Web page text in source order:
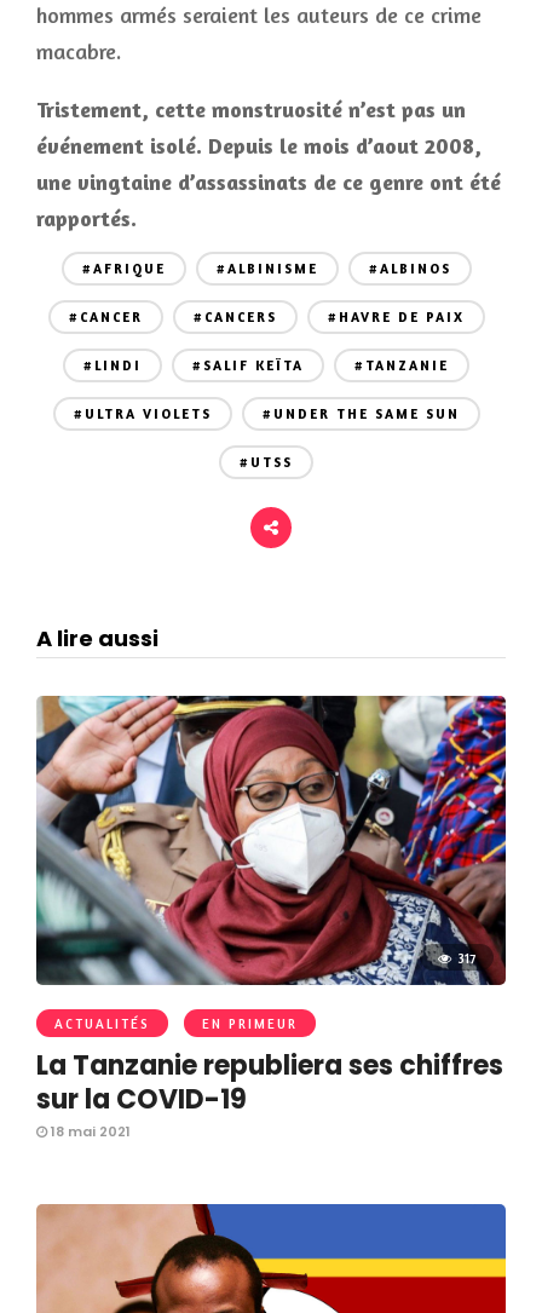
hommes armés seraient les auteurs de ce crime
macabre.
Tristement, cette monstruosité n’est pas un
événement isolé. Depuis le mois d’aout 2008,
une vingtaine d’assassinats de ce genre ont été
rapportés.
#AFRIQUE #ALBINISME #ALBINOS
#CANCER #CANCERS #HAVRE DE PAIX
#LINDI #SALIF KEÏTA #TANZANIE
#ULTRA VIOLETS #UNDER THE SAME SUN
#UTSS
A lire aussi
317
ACTUALITÉS EN PRIMEUR
La Tanzanie republiera ses chiffres
sur la COVID-19
18 mai 2021